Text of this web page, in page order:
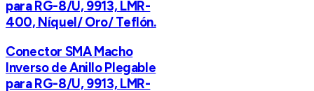
para RG-8/U, 9913, LMR-
400, Níquel/ Oro/ Teflón.
Conector SMA Macho
Inverso de Anillo Plegable
para RG-8/U, 9913, LMR-